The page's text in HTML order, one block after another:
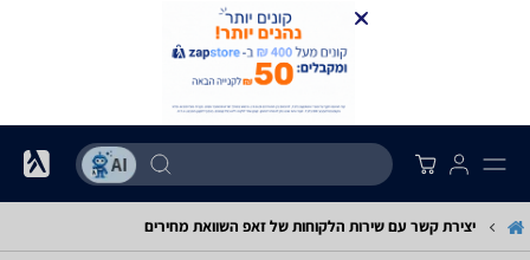
יצירת קשר עם שירות הלקוחות של זאפ השוואת מחירים